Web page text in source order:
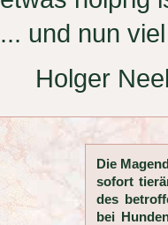
... und nun
Holger
Die
sofort
des
bei